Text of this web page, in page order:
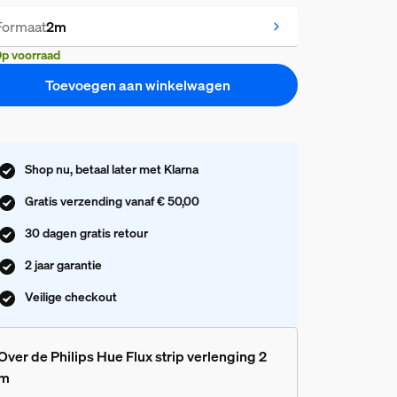
2m
voorraad
Toevoegen aan winkelwagen
Shop nu, betaal later met Klarna
Gratis verzending vanaf € 50,00
30 dagen gratis retour
2 jaar garantie
Veilige checkout
de Philips Hue Flux strip verlenging 2